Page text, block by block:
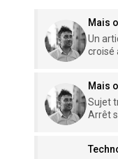
Mais
Un
croisé
Mais
Sujet
Arrêt